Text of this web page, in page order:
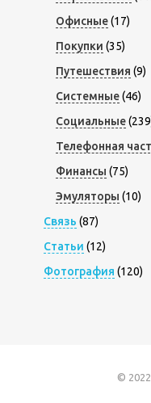
Офисные(17)
Покупки (35)
Путешествия (9)
Системные(46)
Социальные
Телефонная
Финансы (75)
Эмуляторы (10)
Связь (87)
Статьи (12)
Фотография (120)
©